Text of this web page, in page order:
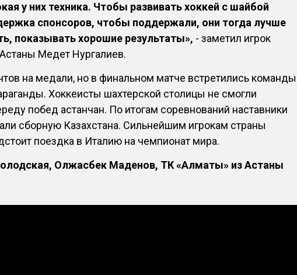
у них техника. Чтобы развивать хоккей с шайбой
спонсоров, чтобы поддержали, они тогда лучше
показывать хорошие результаты», - заметил игрок
Медет Нургалиев.
на медали, но в финальном матче встретились команды
Хоккеисты шахтерской столицы не смогли
побед астанчан. По итогам соревнований наставники
сборную Казахстана. Сильнейшим игрокам страны
поездка в Италию на чемпионат мира.
Олжасбек Маденов, ТК «Алматы» из Астаны